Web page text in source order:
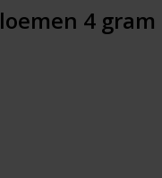
4 gram